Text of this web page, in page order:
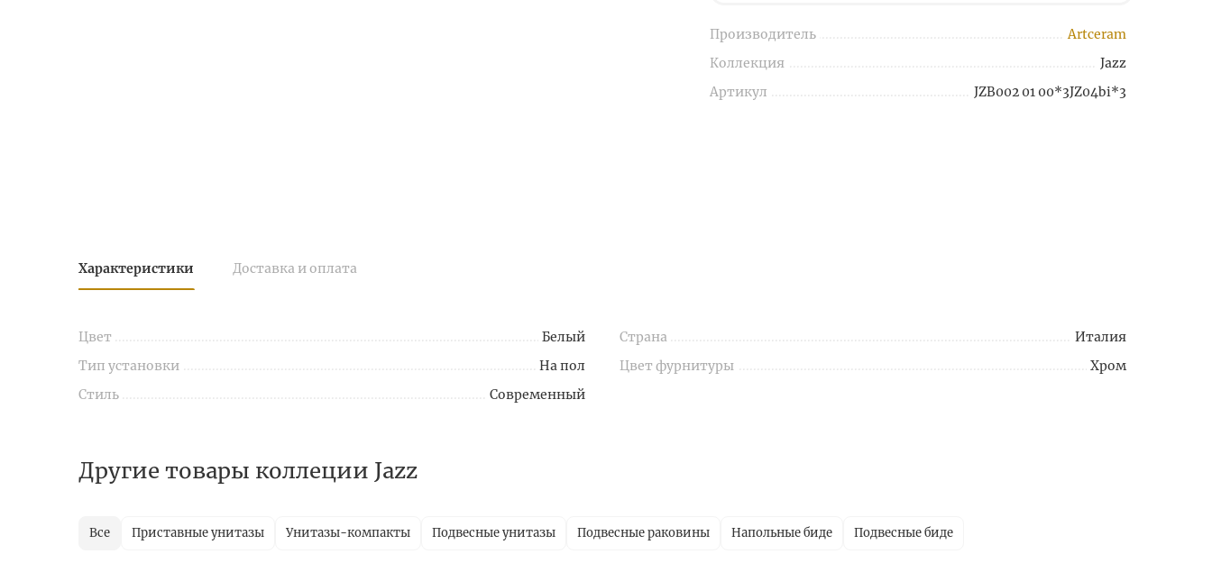
Производитель
Artceram
Коллекция
Jazz
Артикул
JZB002 01 00*3JZ04bi*3
Характеристики Доставка и оплата
Цвет
Белый
Тип установки
На пол
Стиль
Современный
Страна
Италия
Цвет фурнитуры
Хром
Другие товары коллеции Jazz
Все Приставные унитазы Унитазы-компакты Подвесные унитазы Подвесные раковины Напольные биде Подвесные биде